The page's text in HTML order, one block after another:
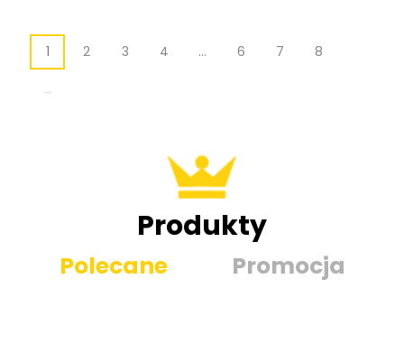
1 2 3 4 … 6 7 8
→
Produkty
Polecane Promocja